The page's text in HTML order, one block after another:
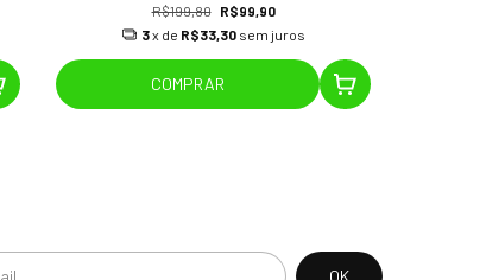
R$199,80
R$99,90
3x de R$33,30 sem juros
COMPRAR